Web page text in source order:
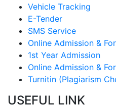
Vehicle Tracking
E-Tender
SMS Service
Online Admission &
1st Year Admission
Online Admission &
Turnitin (Plagiarism
USEFUL LINK